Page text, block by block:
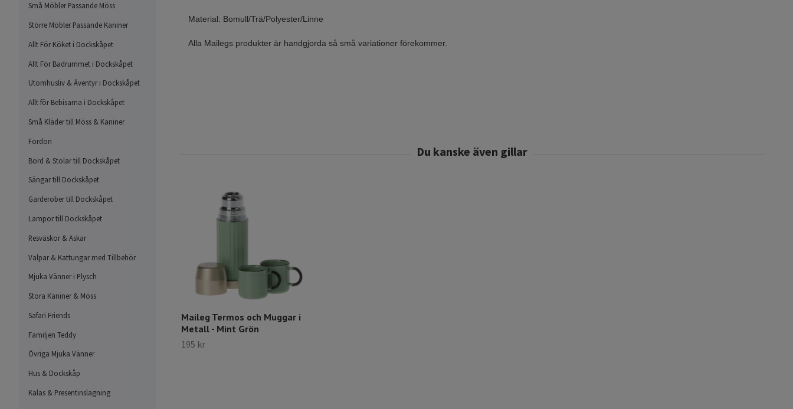
Små Möbler Passande Möss
Större Möbler Passande Kaniner
Allt För Köket i Dockskåpet
Allt För Badrummet i Dockskåpet
Utomhusliv & Äventyr i Dockskåpet
Allt för Bebisarna i Dockskåpet
Små Kläder till Möss & Kaniner
Fordon
Bord & Stolar till Dockskåpet
Sängar till Dockskåpet
Garderober till Dockskåpet
Lampor till Dockskåpet
Resväskor & Askar
Valpar & Kattungar med Tillbehör
Mjuka Vänner i Plysch
Stora Kaniner & Möss
Safari Friends
Familjen Teddy
Övriga Mjuka Vänner
Hus & Dockskåp
Kalas & Presentinslagning
Material: Bomull/Trä/Polyester/Linne
Alla Mailegs produkter är handgjorda så små variationer förekommer.
Maileg Termos och Muggar i
Metall - Mint Grön
195 kr